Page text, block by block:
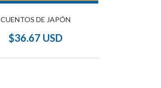
CUENTOS DE JAPÓN
$36.67 USD